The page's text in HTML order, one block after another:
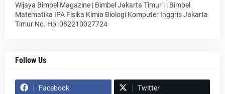
Wijaya Bimbel Magazine | Bimbel Jakarta Timur | | Bimbel
Matematika IPA Fisika Kimia Biologi Komputer Inggris Jakarta
Timur No. Hp: 082210027724
Follow Us
Facebook Twitter